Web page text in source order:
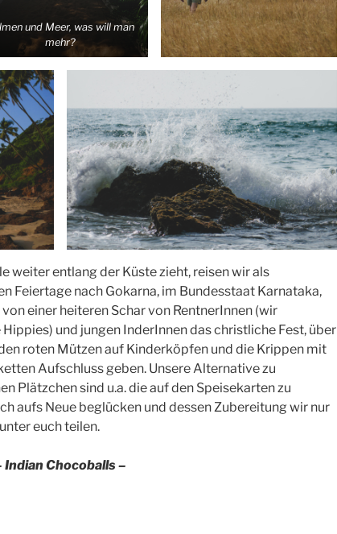
und Meer, was will man
mehr?
weiter entlang der Küste zieht, reisen wir als
Feiertage nach Gokarna, im Bundesstaat Karnataka,
einer heiteren Schar von RentnerInnen (wir
und jungen InderInnen das christliche Fest, über
roten Mützen auf Kinderköpfen und die Krippen mit
Aufschluss geben. Unsere Alternative zu
Plätzchen sind u.a. die auf den Speisekarten zu
aufs Neue beglücken und dessen Zubereitung wir nur
euch teilen.
Indian Chocoballs –